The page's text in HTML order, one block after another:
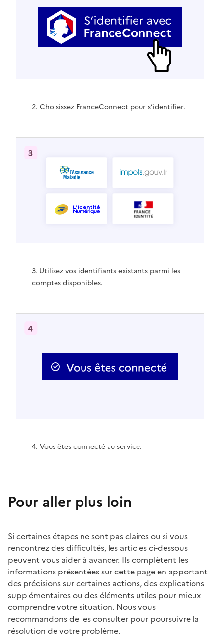
2. Choisissez FranceConnect pour s’identifier.
3. Utilisez vos identifiants existants parmi les
comptes disponibles.
4. Vous êtes connecté au service.
Pour aller plus loin
Si certaines étapes ne sont pas claires ou si vous
rencontrez des difficultés, les articles ci-dessous
peuvent vous aider à avancer. Ils complètent les
informations présentées sur cette page en apportant
des précisions sur certaines actions, des explications
supplémentaires ou des éléments utiles pour mieux
comprendre votre situation. Nous vous
recommandons de les consulter pour poursuivre la
résolution de votre problème.